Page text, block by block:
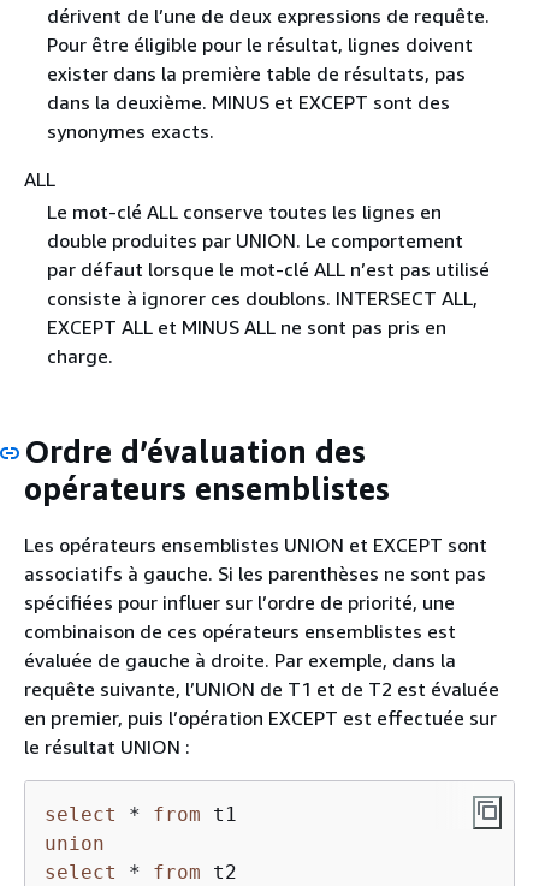
dérivent de l’une de deux expressions de requête.
Pour être éligible pour le résultat, lignes doivent
exister dans la première table de résultats, pas
dans la deuxième. MINUS et EXCEPT sont des
synonymes exacts.
ALL
Le mot-clé ALL conserve toutes les lignes en
double produites par UNION. Le comportement
par défaut lorsque le mot-clé ALL n’est pas utilisé
consiste à ignorer ces doublons. INTERSECT ALL,
EXCEPT ALL et MINUS ALL ne sont pas pris en
charge.
Ordre d’évaluation des
opérateurs ensemblistes
Les opérateurs ensemblistes UNION et EXCEPT sont
associatifs à gauche. Si les parenthèses ne sont pas
spécifiées pour influer sur l’ordre de priorité, une
combinaison de ces opérateurs ensemblistes est
évaluée de gauche à droite. Par exemple, dans la
requête suivante, l’UNION de T1 et de T2 est évaluée
en premier, puis l’opération EXCEPT est effectuée sur
le résultat UNION :
select * from
union
select
* from